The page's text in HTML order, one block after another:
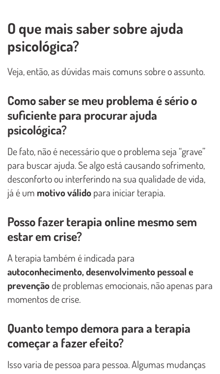
O que mais saber sobre ajuda
psicológica?
Veja, então, as dúvidas mais comuns sobre o assunto.
Como saber se meu problema é sério o
suficiente para procurar ajuda
psicológica?
De fato, não é necessário que o problema seja “grave”
para buscar ajuda. Se algo está causando sofrimento,
desconforto ou interferindo na sua qualidade de vida,
já é um motivo válidopara iniciar terapia.
Posso fazer terapia online mesmo sem
estar em crise?
A terapia também é indicada para
autoconhecimento, desenvolvimento pessoal e
prevençãode problemas emocionais, não apenas para
momentos de crise.
Quanto tempo demora para a terapia
começar a fazer efeito?
Isso varia de pessoa para pessoa. Algumas mudanças